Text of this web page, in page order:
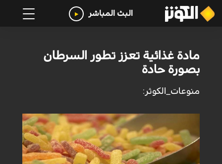
البث المباشر
مادة غذائية تعزز تطور السرطان
بصورة حادة
منوعات_الكوثر: